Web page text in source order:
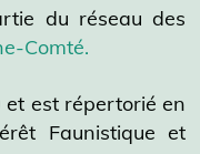
du réseau des
Comté.
est répertorié en
Faunistique et